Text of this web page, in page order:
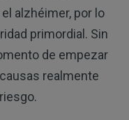
alzhéimer, por lo
primordial. Sin
de empezar
realmente